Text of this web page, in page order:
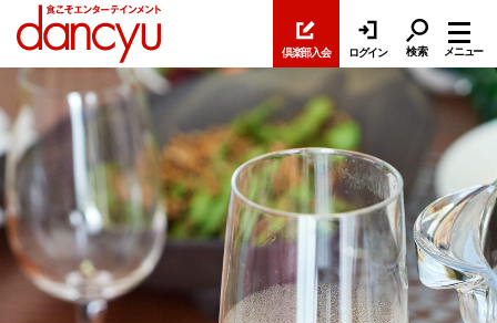
倶楽部入会 ログイン 検索 メニュー